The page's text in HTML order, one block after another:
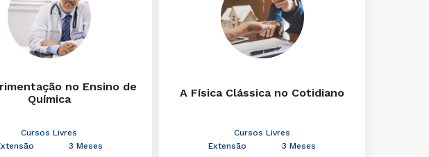
no Ensino de
Química
Cursos Livres
3 Meses
A Física Clássica no Cotidiano
Cursos Livres
Extensão
3 Meses